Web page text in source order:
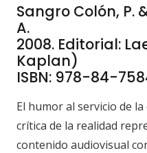
Sangro Colón, P.
A.
2008. Editorial:
Kaplan)
ISBN: 978-84-
El humor al servicio de
crítica de la realidad
contenido audiovisual